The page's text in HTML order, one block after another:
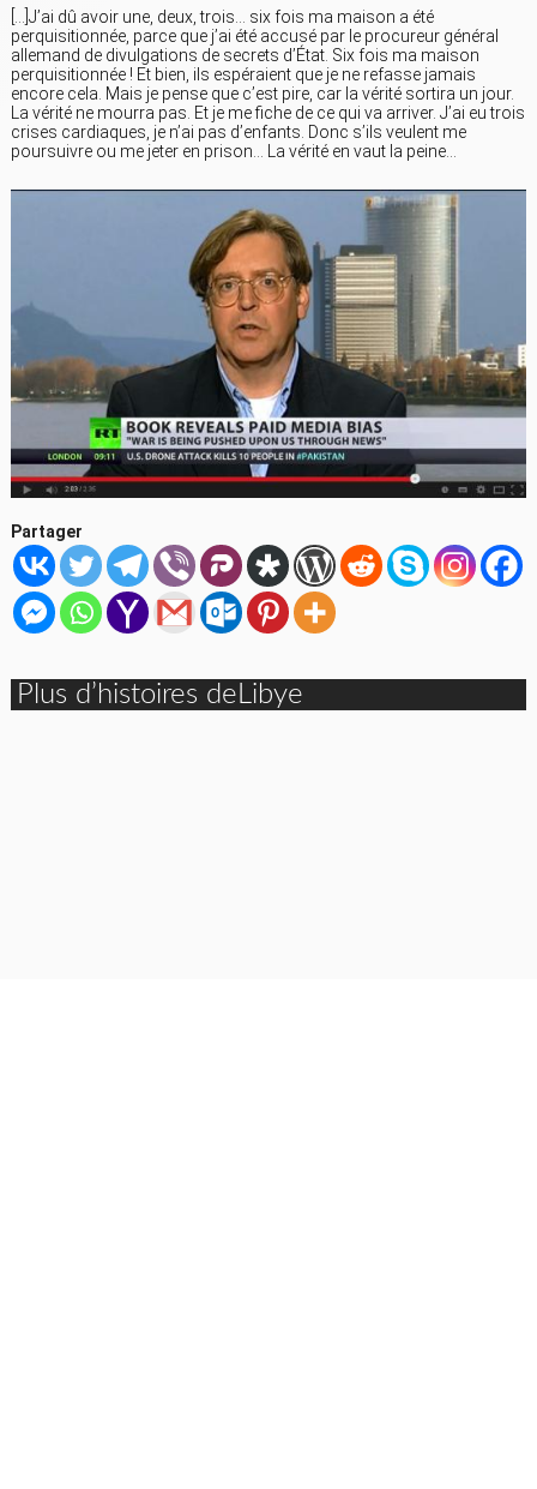
[…]J’ai dû avoir une, deux, trois… six fois ma maison a été
perquisitionnée, parce que j’ai été accusé par le procureur général
allemand de divulgations de secrets d’État. Six fois ma maison
perquisitionnée ! Et bien, ils espéraient que je ne refasse jamais
encore cela. Mais je pense que c’est pire, car la vérité sortira un jour.
La vérité ne mourra pas. Et je me fiche de ce qui va arriver. J’ai eu trois
crises cardiaques, je n’ai pas d’enfants. Donc s’ils veulent me
poursuivre ou me jeter en prison… La vérité en vaut la peine…
Partager
Plus d’histoires deLibye